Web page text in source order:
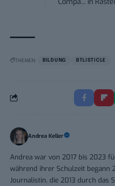
THEMEN: BILDUNG BTLISTICLE
Andrea Keller
Andrea war von 2017 bis 2023
während ihrer Schulzeit begann
Journalistin, die 2013 durch das